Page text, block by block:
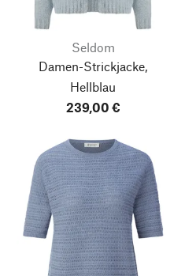
Seldom
Damen-Strickjacke,
Hellblau
239,00 €